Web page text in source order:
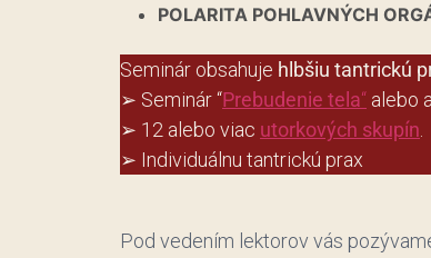
POLARITA POHLAVNÝCH
Seminár obsahuje hlbšiu tantrickú
➢ Seminár “Prebudenie tela“ alebo
➢ 12 alebo viac utorkových skupín
➢ Individuálnu tantrickú prax
Pod vedením lektorov vás